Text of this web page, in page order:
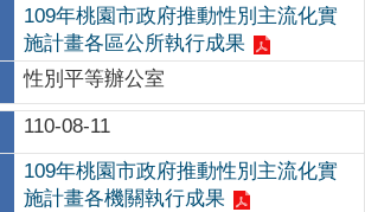
109年桃園市政府推動性別主流化實
施計畫各區公所執行成果
性別平等辦公室
110-08-11
109年桃園市政府推動性別主流化實
施計畫各機關執行成果